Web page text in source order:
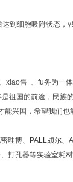
到细胞吸附状态
、 xiao售 、 fu务为一
是祖国的前途，民族
能兴国，希望我们
理博、 PALL颇尔、
打孔器等实验室耗材